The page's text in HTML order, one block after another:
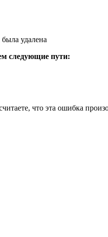
удалена
следующие пути:
что эта ошибка